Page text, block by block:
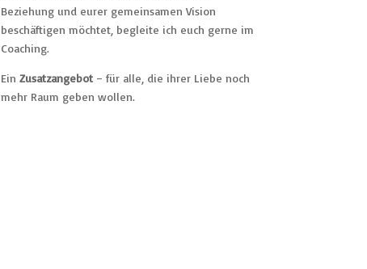
Beziehung und eurer gemeinsamen Vision
beschäftigen möchtet, begleite ich euch gerne im
Coaching.
Ein Zusatzangebot– für alle, die ihrer Liebe noch
mehr Raum geben wollen.